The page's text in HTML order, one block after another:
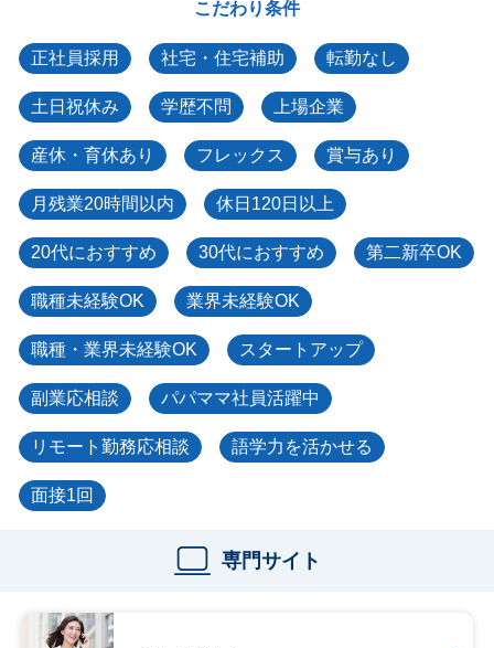
こだわり条件
正社員採用 社宅・住宅補助 転勤なし
土日祝休み 学歴不問 上場企業
産休・育休あり フレックス 賞与あり
月残業20時間以内 休日120日以上
20代におすすめ 30代におすすめ 第二新卒OK
職種未経験OK 業界未経験OK
職種・業界未経験OK スタートアップ
副業応相談 パパママ社員活躍中
リモート勤務応相談 語学力を活かせる
面接1回
専門サイト